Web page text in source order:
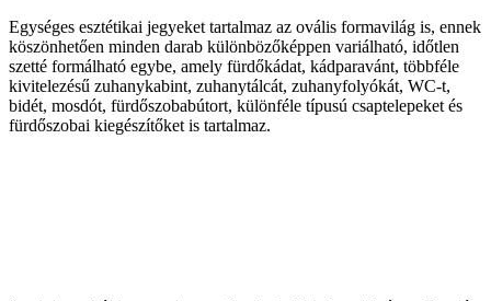
Egységes esztétikai jegyeket tartalmaz az ovális formavilág is, ennek
köszönhetően minden darab különbözőképpen variálható, időtlen
szetté formálható egybe, amely fürdőkádat, kádparavánt, többféle
kivitelezésű zuhanykabint, zuhanytálcát, zuhanyfolyókát, WC-t,
bidét, mosdót, fürdőszobabútort, különféle típusú csaptelepeket és
fürdőszobai kiegészítőket is tartalmaz.